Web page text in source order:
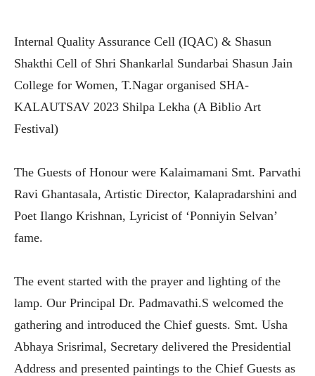
Internal Quality Assurance Cell (IQAC) & Shasun
Shakthi Cell of Shri Shankarlal Sundarbai Shasun Jain
College for Women, T.Nagar organised SHA-
KALAUTSAV 2023 Shilpa Lekha (A Biblio Art
Festival)
The Guests of Honour were Kalaimamani Smt. Parvathi
Ravi Ghantasala, Artistic Director, Kalapradarshini and
Poet Ilango Krishnan, Lyricist of ‘Ponniyin Selvan’
fame.
The event started with the prayer and lighting of the
lamp. Our Principal Dr. Padmavathi.S welcomed the
gathering and introduced the Chief guests. Smt. Usha
Abhaya Srisrimal, Secretary delivered the Presidential
Address and presented paintings to the Chief Guests as